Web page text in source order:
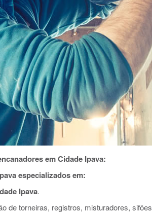
em Cidade Ipava:
especializados em:
Ipava.
de torneiras, registros, misturadores, sifões